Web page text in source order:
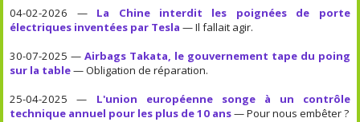
04-02-2026 — La Chine interdit les poignées de porte
électriques inventées par Tesla — Il fallait agir.
30-07-2025 —Airbags Takata, le gouvernement tape du poing
sur la table— Obligation de réparation.
25-04-2025 — L'union européenne songe à un contrôle
technique annuel pour les plus de 10 ans— Pour nous embêter ?